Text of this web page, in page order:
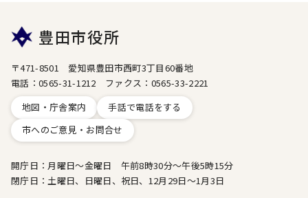
豊田市役所
〒471-8501 愛知県豊田市西町3丁目60番地
電話：0565-31-1212 ファクス：0565-33-2221
地図・庁舎案内
手話で電話をする
市へのご意見・お問合せ
開庁日：月曜日～金曜日 午前8時30分～午後5時15分
閉庁日：土曜日、日曜日、祝日、12月29日～1月3日